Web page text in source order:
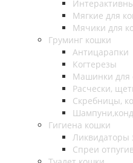
Мягкие для
Мячики для
Груминг кошки
Антицарапки
Когтерезы
Машинки для
Расчески,
Скребницы,
Гигиена кошки
Ликвидаторы
Спреи